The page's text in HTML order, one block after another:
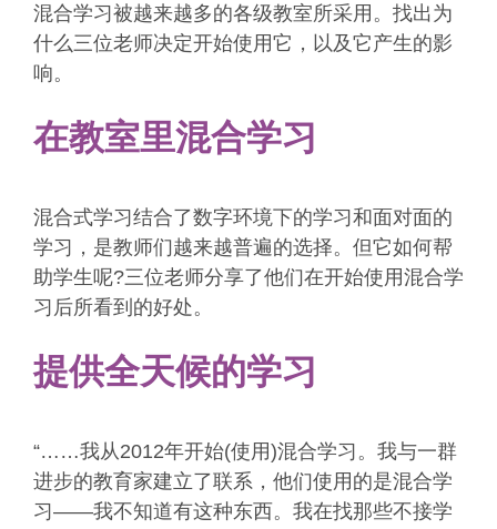
混合学习被越来越多的各级教室所采用。找出为
什么三位老师决定开始使用它，以及它产生的影
响。
在教室里混合学习
混合式学习结合了数字环境下的学习和面对面的
学习，是教师们越来越普遍的选择。但它如何帮
助学生呢?三位老师分享了他们在开始使用混合学
习后所看到的好处。
提供全天候的学习
“……我从2012年开始(使用)混合学习。我与一群
进步的教育家建立了联系，他们使用的是混合学
习——我不知道有这种东西。我在找那些不接学